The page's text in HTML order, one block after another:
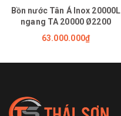
Bồn nước Tân Á Inox 20000L
ngang TA 20000 Ø2200
63.000.000₫